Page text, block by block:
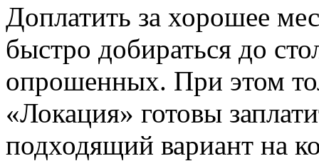
Доплатить за хорошее
быстро добираться до
опрошенных. При этом
«Локация» готовы
подходящий вариант на